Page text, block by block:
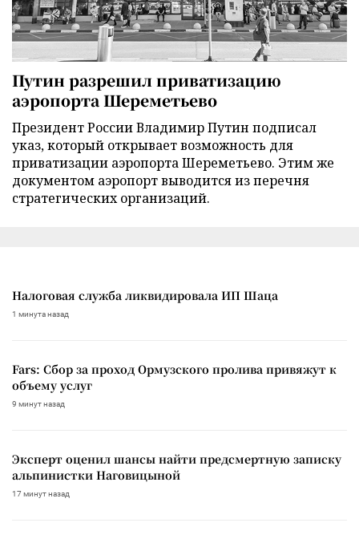
Путин разрешил приватизацию
аэропорта Шереметьево
Президент России Владимир Путин подписал
указ, который открывает возможность для
приватизации аэропорта Шереметьево. Этим же
документом аэропорт выводится из перечня
стратегических организаций.
Налоговая служба ликвидировала ИП Шаца
1 минута назад
Fars: Сбор за проход Ормузского пролива привяжут к
объему услуг
9 минут назад
Эксперт оценил шансы найти предсмертную записку
альпинистки Наговицыной
17 минут назад